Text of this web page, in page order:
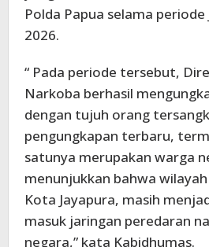
Polda Papua selama periode
2026.
“ Pada periode tersebut,
Narkoba berhasil
dengan tujuh orang
pengungkapan terbaru,
satunya merupakan warga
menunjukkan bahwa
Kota Jayapura, masih
masuk jaringan peredaran
negara,” kata Kabidhumas.